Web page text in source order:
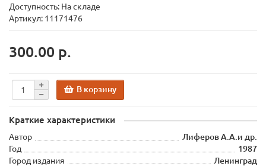
Доступность: На складе
Артикул: 11171476
300.00 р.
В корзину
Краткие характеристики
Автор
Лиферов А.А.и др.
Год
1987
Город издания
Ленинград